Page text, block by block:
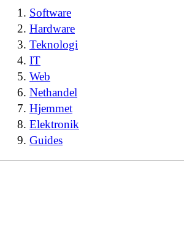
Software
Hardware
Teknologi
IT
Web
Nethandel
Hjemmet
Elektronik
Guides